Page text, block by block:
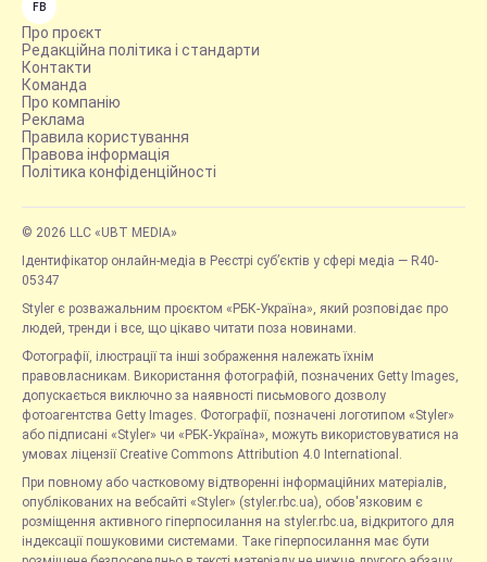
FB
Про проєкт
Редакційна політика і стандарти
Контакти
Команда
Про компанію
Реклама
Правила користування
Правова інформація
Політика конфіденційності
© 2026 LLC «UBT MEDIA»
Ідентифікатор онлайн-медіа в Реєстрі суб’єктів у сфері медіа — R40-
05347
Styler є розважальним проєктом «РБК-Україна», який розповідає про
людей, тренди і все, що цікаво читати поза новинами.
Фотографії, ілюстрації та інші зображення належать їхнім
правовласникам. Використання фотографій, позначених Getty Images,
допускається виключно за наявності письмового дозволу
фотоагентства Getty Images. Фотографії, позначені логотипом «Styler»
або підписані «Styler» чи «РБК-Україна», можуть використовуватися на
умовах ліцензії Creative Commons Attribution 4.0 International.
При повному або частковому відтворенні інформаційних матеріалів,
опублікованих на вебсайті «Styler» (styler.rbc.ua), обов'язковим є
розміщення активного гіперпосилання на styler.rbc.ua, відкритого для
індексації пошуковими системами. Таке гіперпосилання має бути